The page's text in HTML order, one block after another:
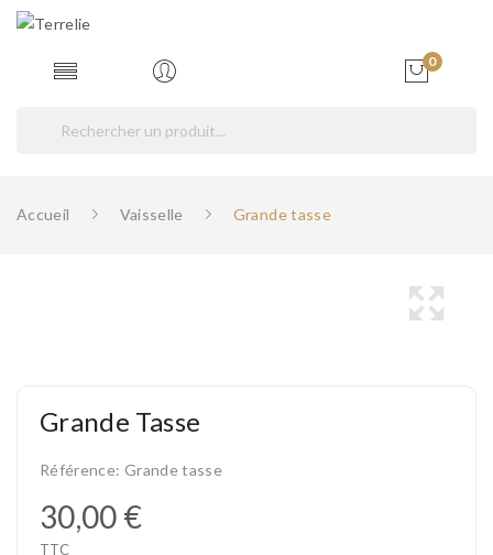
0
Accueil Vaisselle Grande tasse
Grande Tasse
Référence: Grande tasse
30,00 €
TTC